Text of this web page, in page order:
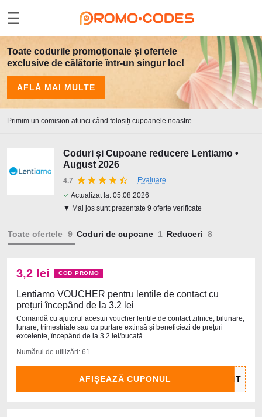
Toate codurile promoționale și ofertele
exclusive de călătorie într-un singur loc!
AFLĂ MAI MULTE
Primim un comision atunci când folosiți cupoanele noastre.
Coduri și Cupoane reducere Lentiamo •
August 2026
4.7
Evaluare
✓ Actualizat la: 05.08.2026
▼ Mai jos sunt prezentate 9 oferte verificate
Toate ofertele Coduri de cupoane Reduceri
3,2 lei COD PROMO
Lentiamo VOUCHER pentru lentile de contact cu
prețuri începând de la 3.2 lei
Comandă cu ajutorul acestui voucher lentile de contact zilnice, bilunare,
lunare, trimestriale sau cu purtare extinsă și beneficiezi de prețuri
excelente, începând de la 3.2 lei/bucată.
Numărul de utilizări: 61
AFIȘEAZĂ CUPONUL